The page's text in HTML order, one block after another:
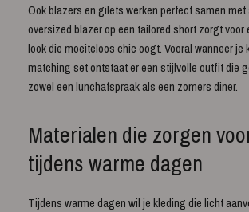
Ook blazers en gilets werken perfect samen met
oversized blazer op een tailored short zorgt voor
look die moeiteloos chic oogt. Vooral wanneer je
matching set ontstaat er een stijlvolle outfit die
zowel een lunchafspraak als een zomers diner.
Materialen die zorgen
tijdens warme dagen
Tijdens warme dagen wil je kleding die licht